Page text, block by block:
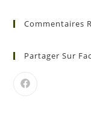
Commentaires
Partager Sur